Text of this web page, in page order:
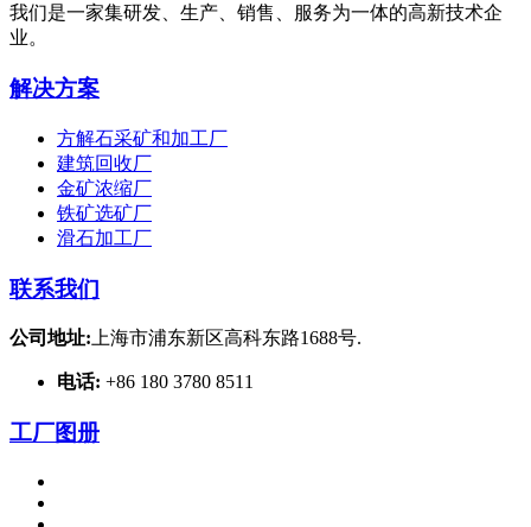
我们是一家集研发、生产、销售、服务为一体的高新技术企
业。
解决方案
方解石采矿和加工厂
建筑回收厂
金矿浓缩厂
铁矿选矿厂
滑石加工厂
联系我们
公司地址: 上海市浦东新区高科东路1688号.
电话: +86 180 3780 8511
工厂图册